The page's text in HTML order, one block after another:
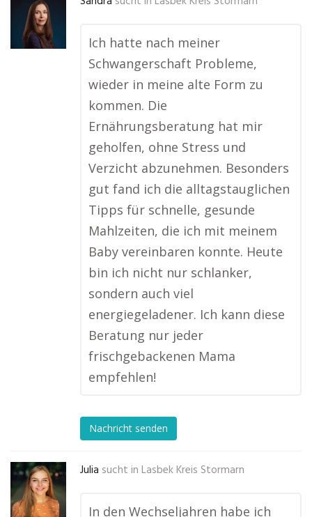
Ich hatte nach meiner
Schwangerschaft Probleme,
wieder in meine alte Form zu
kommen. Die
Ernährungsberatung hat mir
geholfen, ohne Stress und
Verzicht abzunehmen. Besonders
gut fand ich die alltagstauglichen
Tipps für schnelle, gesunde
Mahlzeiten, die ich mit meinem
Baby vereinbaren konnte. Heute
bin ich nicht nur schlanker,
sondern auch viel
energiegeladener. Ich kann diese
Beratung nur jeder
frischgebackenen Mama
empfehlen!
Nachricht senden
Julia sucht in Lasbek Kreis Stormarn
In den Wechseljahren habe ich